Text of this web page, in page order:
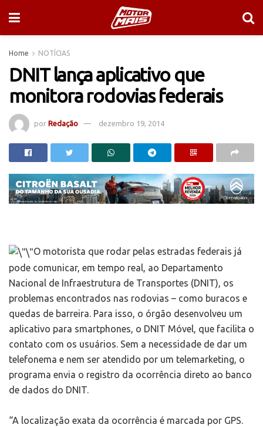
Home NOTÍCIAS
DNIT lança aplicativo que
monitora rodovias federais
por Redação dezembro 19, 2014
O motorista que rodar pelas estradas federais já
pode comunicar, em tempo real, ao Departamento
Nacional de Infraestrutura de Transportes (DNIT), os
problemas encontrados nas rodovias – como buracos e
quedas de barreira. Para isso, o órgão desenvolveu um
aplicativo para smartphones, o DNIT Móvel, que facilita o
contato com os usuários. Sem a necessidade de dar um
telefonema e nem ser atendido por um telemarketing, o
programa envia o registro da ocorrência direto ao banco
de dados do DNIT.
“A localização exata da ocorrência é marcada por GPS.